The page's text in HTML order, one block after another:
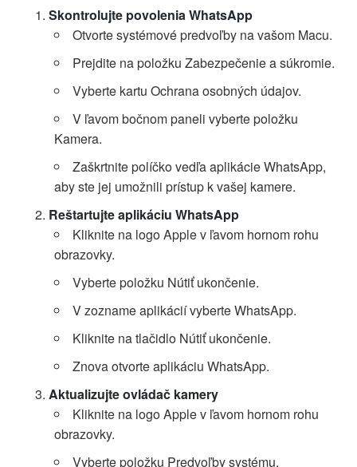
Skontrolujte povolenia WhatsApp
Otvorte systémové predvoľby na vašom Macu.
Prejdite na položku Zabezpečenie a súkromie.
Vyberte kartu Ochrana osobných údajov.
V ľavom bočnom paneli vyberte položku
Kamera.
Zaškrtnite políčko vedľa aplikácie WhatsApp,
aby ste jej umožnili prístup k vašej kamere.
Reštartujte aplikáciu WhatsApp
Kliknite na logo Apple v ľavom hornom rohu
obrazovky.
Vyberte položku Nútiť ukončenie.
V zozname aplikácií vyberte WhatsApp.
Kliknite na tlačidlo Nútiť ukončenie.
Znova otvorte aplikáciu WhatsApp.
Aktualizujte ovládač kamery
Kliknite na logo Apple v ľavom hornom rohu
obrazovky.
Vyberte položku Predvoľby systému.